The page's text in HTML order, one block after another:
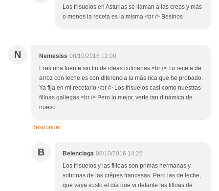
Los frisuelos en Asturias se llaman a las creps y más
o menos la receta es la misma.<br /> Besinos
N Nemesiss 08/10/2016 12:00
Eres una fuente sin fin de ideas culinarias.<br /> Tu receta de
arroz con leche es con diferencia la más rica que he probado.
Ya fija en mi recetario.<br /> Los frisuelos casi como nuestras
filloas gallegas.<br /> Pero lo mejor, verte tan dinámica de
nuevo
Responder
B Belenciaga 08/10/2016 14:26
Los frisuelos y las filloas son primas hermanas y
sobrinas de las crêpes francesas. Pero las de leche,
que vaya susto el día que vi delante las filloas de